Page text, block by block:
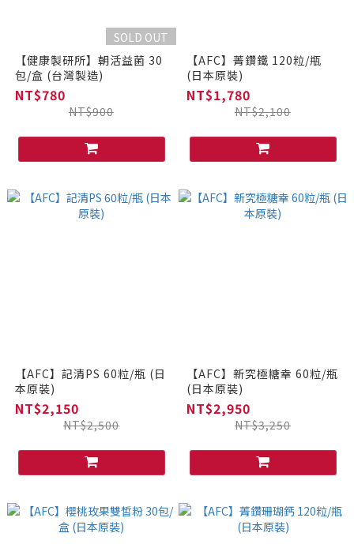
SOLD OUT
【健康製研所】朝活益菌 30
包/盒 (台灣製造)
NT$780
NT$900
【AFC】菁鑽鐵 120粒/瓶
(日本原裝)
NT$1,780
NT$2,100
【AFC】記清PS 60粒/瓶 (日
本原裝)
NT$2,150
NT$2,500
【AFC】新究極糖幸 60粒/瓶
(日本原裝)
NT$2,950
NT$3,250